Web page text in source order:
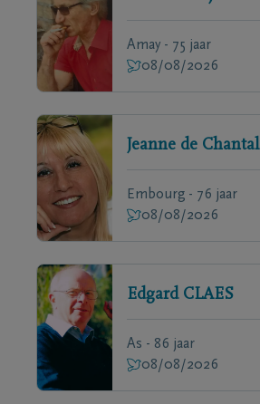
Amay - 75 jaar
08/08/2026
Jeanne de Chantal
Embourg - 76 jaar
08/08/2026
Edgard CLAES
As - 86 jaar
08/08/2026